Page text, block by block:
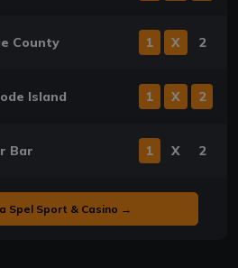
County 1 X 2
Island 1 X 2
Bar 1 X 2
Spel Sport & Casino →